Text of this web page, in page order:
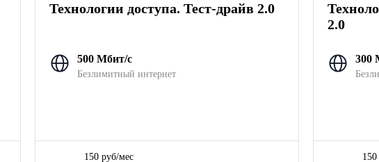
Технологии доступа. Тест-драйв 2.0
500 Мбит/с
Безлимитный интернет
150 руб/мес
2.0
300